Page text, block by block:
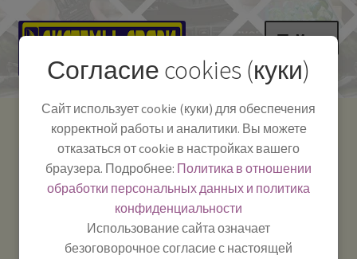
Перейти
навигации
Перейти
содержимому
Меню
Как пользоваться
Полезная информация
Системы Связи:
г. Красноярск, ул.
Работаем:Пн-Пт:
10:00–18:00
-
Телефон:+7-
391-249-1040
Тел.|WA|Telegram:
+79029904090
Согласие cookies (куки)
Сайт использует cookie (куки) для обеспечения
корректной работы и аналитики. Вы можете
отказаться от cookie в настройках вашего
браузера. Подробнее: Политика в отношении
обработки персональных данных и политика
конфиденциальности
Использование сайта означает
безоговорочное согласие с настоящей